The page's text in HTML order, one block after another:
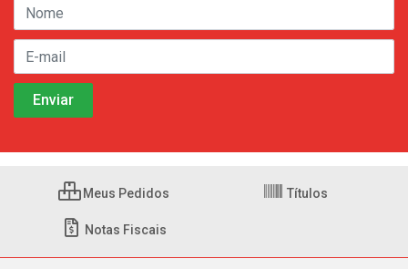
Meus Pedidos Títulos
Notas Fiscais